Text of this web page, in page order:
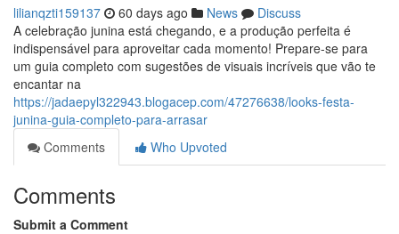
lilianqzti159137 60 days ago News
Discuss
A celebração junina está chegando, e a produção perfeita é
indispensável para aproveitar cada momento! Prepare-se para
um guia completo com sugestões de visuais incríveis que vão te
encantar na
https://jadaepyl322943.blogacep.com/47276638/looks-festa-
junina-guia-completo-para-arrasar
Comments
Who Upvoted
Comments
Submit a Comment